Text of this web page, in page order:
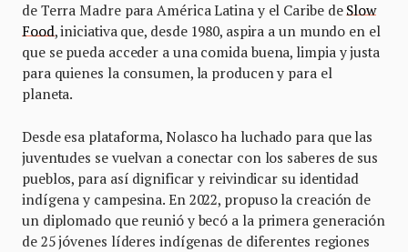
de Terra Madre para América Latina y el Caribe deSlow
Food, iniciativa que, desde 1980, aspira a un mundo en el
que se pueda acceder a una comida buena, limpia y justa
para quienes la consumen, la producen y para el
planeta.
Desde esa plataforma, Nolasco ha luchado para que las
juventudes se vuelvan a conectar con los saberes de sus
pueblos, para así dignificar y reivindicar su identidad
indígena y campesina. En 2022, propuso la creación de
un diplomado que reunió y becó a la primera generación
de 25 jóvenes líderes indígenas de diferentes regiones